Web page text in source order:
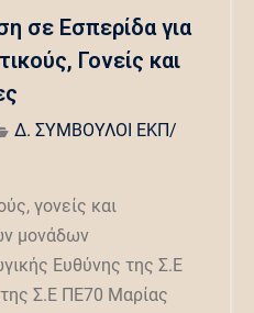
σε Εσπερίδα για
Γονείς και
Δ. ΣΥΜΒΟΥΛΟΙ ΕΚΠ/
γονείς και
μονάδων
Ευθύνης της Σ.Ε
Σ.Ε ΠΕ70 Μαρίας